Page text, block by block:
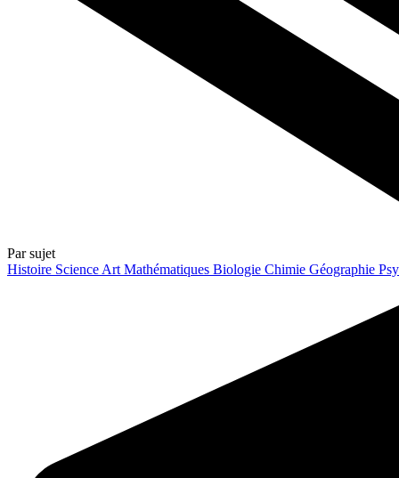
Par sujet
Histoire Science Art Mathématiques Biologie Chimie Géographie